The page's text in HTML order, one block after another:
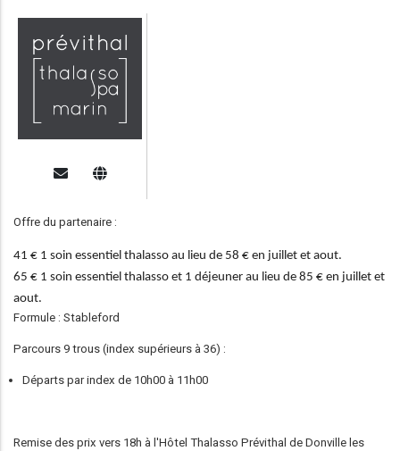
Offre du partenaire :
41 € 1 soin essentiel thalasso au lieu de 58 € en juillet et aout.
65 € 1 soin essentiel thalasso et 1 déjeuner au lieu de 85 € en juillet et
aout.
Formule : Stableford
Parcours 9 trous (index supérieurs à 36) :
Départs par index de 10h00 à 11h00
Remise des prix vers 18h à l'Hôtel Thalasso Prévithal de Donville les